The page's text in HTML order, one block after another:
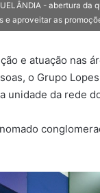
- abertura
e aproveitar as
e atuação nas
o Grupo
unidade da rede